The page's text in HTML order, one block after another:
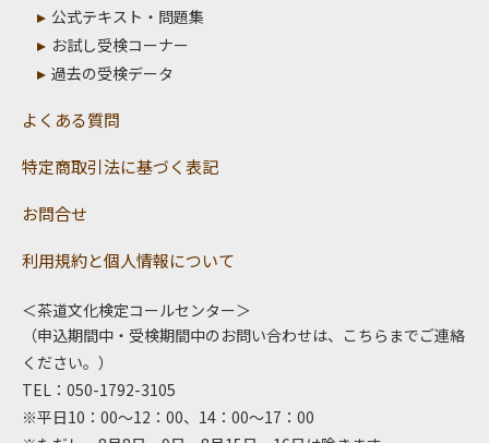
公式テキスト・問題集
お試し受検コーナー
過去の受検データ
よくある質問
特定商取引法に基づく表記
お問合せ
利用規約と個人情報について
＜茶道文化検定コールセンター＞
（申込期間中・受検期間中のお問い合わせは、こちらまでご連絡
ください。）
TEL：050-1792-3105
※平日10：00～12：00、14：00～17：00